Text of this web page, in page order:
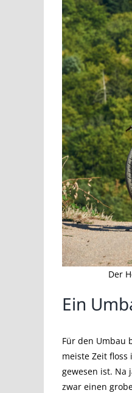
Der
Ein
Für den Umbau
meiste Zeit
gewesen ist. Na
zwar einen